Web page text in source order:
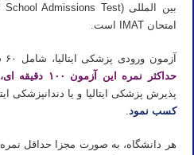
امتحان IMAT است.
آزمون ورودی پزشکی ایتالیا، شامل ۶۰ سوال تستی و ۵ گزینه ای است.
حداکثر نمره این آزمون ۱۰۰ دقیقه ای، ۹۰ است
پذیرش پزشکی ایتالیا و یا دندانپزشکی
کسب نمود.
هر دانشگاه، به صورت مجزا حداقل